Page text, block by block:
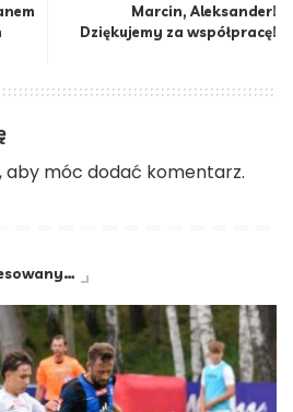
Marcin, Aleksander!
Dziękujemy za współpracę!
, aby móc dodać komentarz.